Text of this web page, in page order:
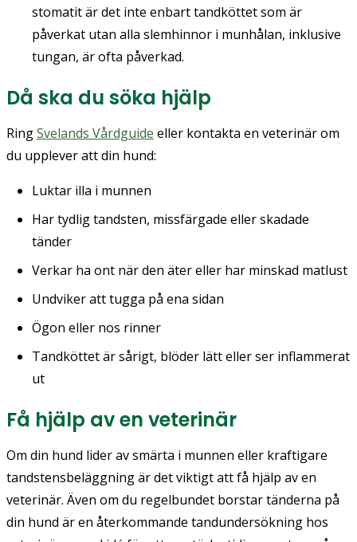
stomatit är det inte enbart tandköttet som är
påverkat utan alla slemhinnor i munhålan, inklusive
tungan, är ofta påverkad.
Då ska du söka hjälp
RingSvelands Vårdguide eller kontakta en veterinär om
du upplever att din hund:
Luktar illa i munnen
Har tydlig tandsten, missfärgade eller skadade
tänder
Verkar ha ont när den äter eller har minskad matlust
Undviker att tugga på ena sidan
Ögon eller nos rinner
Tandköttet är sårigt, blöder lätt eller ser inflammerat
ut
Få hjälp av en veterinär
Om din hund lider av smärta i munnen eller kraftigare
tandstensbeläggning är det viktigt att få hjälp av en
veterinär. Även om du regelbundet borstar tänderna på
din hund är en återkommande tandundersökning hos